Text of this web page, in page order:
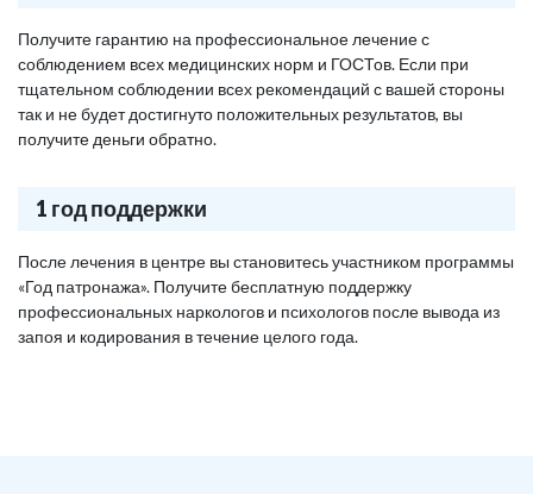
Получите гарантию на профессиональное лечение с
соблюдением всех медицинских норм и ГОСТов. Если при
тщательном соблюдении всех рекомендаций с вашей стороны
так и не будет достигнуто положительных результатов, вы
получите деньги обратно.
1 год поддержки
После лечения в центре вы становитесь участником программы
«Год патронажа». Получите бесплатную поддержку
профессиональных наркологов и психологов после вывода из
запоя и кодирования в течение целого года.